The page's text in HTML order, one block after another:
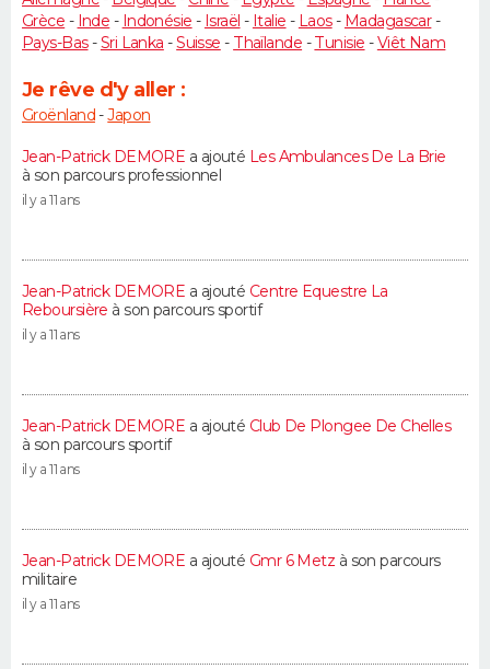
Grèce - Inde - Indonésie - Israël - Italie - Laos- Madagascar-
Pays-Bas-Sri Lanka -Suisse - Thaïlande -Tunisie -Viêt Nam
Je rêve d'y aller :
Groënland-Japon
Jean-Patrick DEMORE a ajouté Les Ambulances De La Brie
à son parcours professionnel
il y a 11 ans
Jean-Patrick DEMORE a ajouté Centre Equestre La
Reboursière à son parcours sportif
il y a 11 ans
Jean-Patrick DEMORE a ajouté Club De Plongee De Chelles
à son parcours sportif
il y a 11 ans
Jean-Patrick DEMORE a ajouté Gmr 6 Metz à son parcours
militaire
il y a 11 ans